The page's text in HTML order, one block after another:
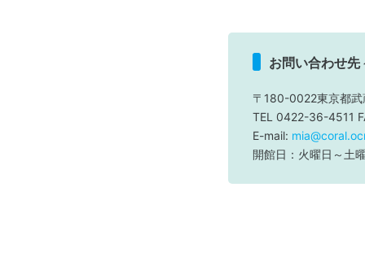
お問い合わせ先
〒180-0022東京都
TEL 0422-36-4511
E-mail:
開館日：火曜日～土